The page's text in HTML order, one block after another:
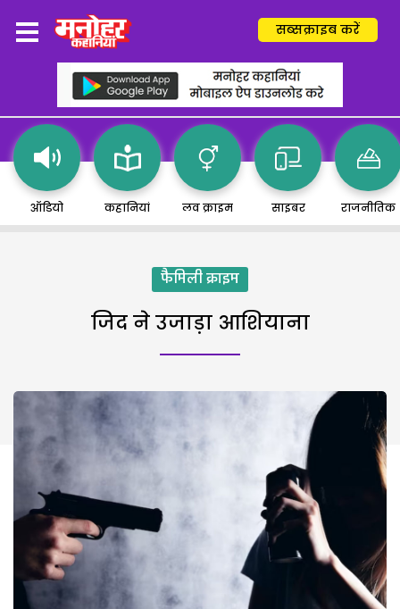
सब्सक्राइब करें
ऑडियो कहानियां लव क्राइम साइबर राजनीतिक
फैमिली क्राइम
जिद ने उजाड़ा आशियाना